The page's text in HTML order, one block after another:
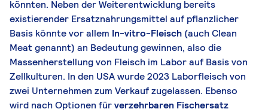
könnten. Neben der Weiterentwicklung bereits
existierender Ersatznahrungsmittel auf pflanzlicher
Basis könnte vor allem In-vitro-Fleisch (auch Clean
Meat genannt) an Bedeutung gewinnen, also die
Massenherstellung von Fleisch im Labor auf Basis von
Zellkulturen. In den USA wurde 2023 Laborfleisch von
zwei Unternehmen zum Verkauf zugelassen. Ebenso
wird nach Optionen fürverzehrbaren Fischersatz